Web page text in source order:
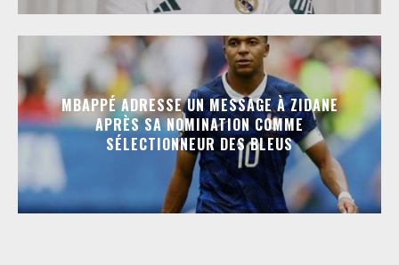
MBAPPÉ ADRESSE UN MESSAGE À ZIDANE
APRÈS SA NOMINATION COMME
SÉLECTIONNEUR DES BLEUS